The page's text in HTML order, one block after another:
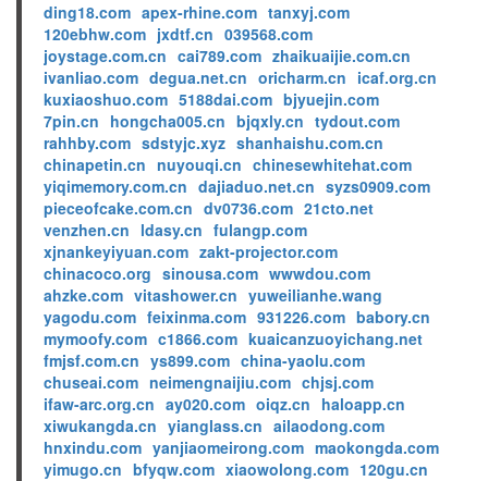
ding18.com apex-rhine.com tanxyj.com
120ebhw.com jxdtf.cn 039568.com
joystage.com.cn cai789.com zhaikuaijie.com.cn
ivanliao.com degua.net.cn oricharm.cn icaf.org.cn
kuxiaoshuo.com 5188dai.com bjyuejin.com
7pin.cn hongcha005.cn bjqxly.cn tydout.com
rahhby.com sdstyjc.xyz shanhaishu.com.cn
chinapetin.cn nuyouqi.cn chinesewhitehat.com
yiqimemory.com.cn dajiaduo.net.cn syzs0909.com
pieceofcake.com.cn dv0736.com 21cto.net
venzhen.cn ldasy.cn fulangp.com
xjnankeyiyuan.com zakt-projector.com
chinacoco.org sinousa.com wwwdou.com
ahzke.com vitashower.cn yuweilianhe.wang
yagodu.com feixinma.com 931226.com babory.cn
mymoofy.com c1866.com kuaicanzuoyichang.net
fmjsf.com.cn ys899.com china-yaolu.com
chuseai.com neimengnaijiu.com chjsj.com
ifaw-arc.org.cn ay020.com oiqz.cn haloapp.cn
xiwukangda.cn yianglass.cn ailaodong.com
hnxindu.com yanjiaomeirong.com maokongda.com
yimugo.cn bfyqw.com xiaowolong.com 120gu.cn